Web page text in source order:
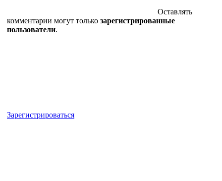
Оставлять
комментарии могут только зарегистрированные
пользователи.
Зарегистрироваться